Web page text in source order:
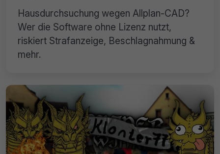
Hausdurchsuchung wegen Allplan-CAD?
Wer die Software ohne Lizenz nutzt,
riskiert Strafanzeige, Beschlagnahmung &
mehr.